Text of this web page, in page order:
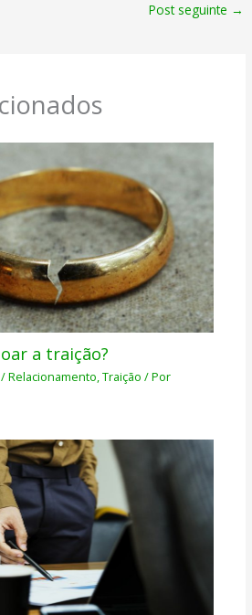
Post seguinte →
a traição?
/Relacionamento,Traição / Por